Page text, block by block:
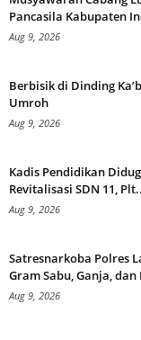
Pancasila Kabupaten
Aug 9, 2026
Berbisik di Dinding
Umroh
Aug 9, 2026
Kadis Pendidikan
Revitalisasi SDN 11,
Aug 9, 2026
Satresnarkoba Polres
Gram Sabu, Ganja,
Aug 9, 2026